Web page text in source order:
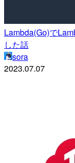
Lambda(Go)で
した話
sora
2023.07.07